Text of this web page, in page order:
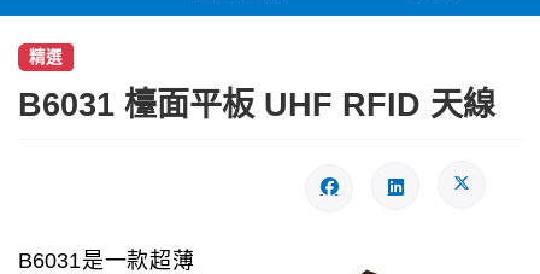
精選
B6031 檯面平板 UHF RFID 天線
B6031是一款超薄